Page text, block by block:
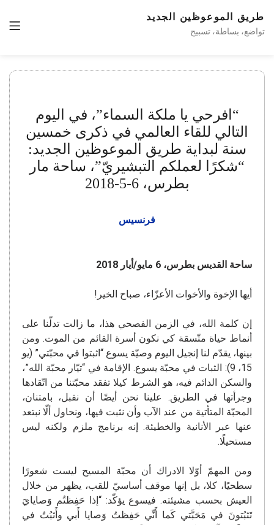
طريق الموعوظين الجديد
تواضع، بساطة، تسبيح
“افرحي يا ملكة السماء”، في اليوم
التالي للقاء العالمي في ذكرى خمسين
سنة لبداية طريق الموعوظين الجديد:
“شكرًا لعملكم التبشيريّ”، ساحة مار
بطرس، 6-5-2018
فرنسيس
ساحة القديس بطرس، 6 مايو/أيار 2018
أيها الإخوة والأخوات الأعزّاء، صباح الخير!
إن كلمة الله، في الزمن الفصحي هذا، ما زالت تدلّنا على
أنماط حياة متّسقة كي نكون أسرة القائم من الموت. ومن
بينها، يقدّم لنا إنجيل اليوم وصيّة يسوع “اثبتوا في محبّتي” (يو
15، 9): الثبات في محبّة يسوع. الإقامة في “تيّار محبّة الله”،
والسكن الدائم فيه، هو الشرط كيلا تفقد محبّتنا من اتّقادها
وجرأتها في الطريق. علينا نحن أيضًا أن نقبل، بامتنان،
المحبّة المتأتية من عند الآب وأن نثبت فيها، ونحاول ألّا نبتعد
عنها عبر الأنانية والخطيئة. إنه برنامج ملزم ولكنه ليس
مستحيلًا.
ومن المهمّ أوّلا الادراك أن محبّة المسيح ليست شعورًا
سطحيًا، كلا، بل إنها موقف أساسيّ للقب، يظهر من خلال
العيش بحسب مشيئته. فيسوع يؤكّد: “إذا حَفِظتُم وَصايايَ
تَثبُتونَ في مَحَبَّتي كَما أَنِّي حَفِظتُ وَصايا أَبي وأَثبُتُ في